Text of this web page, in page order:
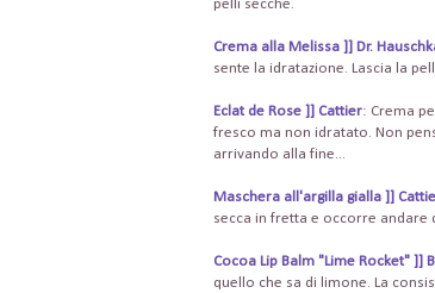
pelli secche.
Crema alla Melissa ]] Dr.
sente la idratazione. Lascia la
Eclat de Rose ]] Cattier: Crema
fresco ma non idratato. Non
arrivando alla fine...
Maschera all'argilla gialla ]]
secca in fretta e occorre andare
Cocoa Lip Balm "Lime Rocket" ]]
quello che sa di limone. La